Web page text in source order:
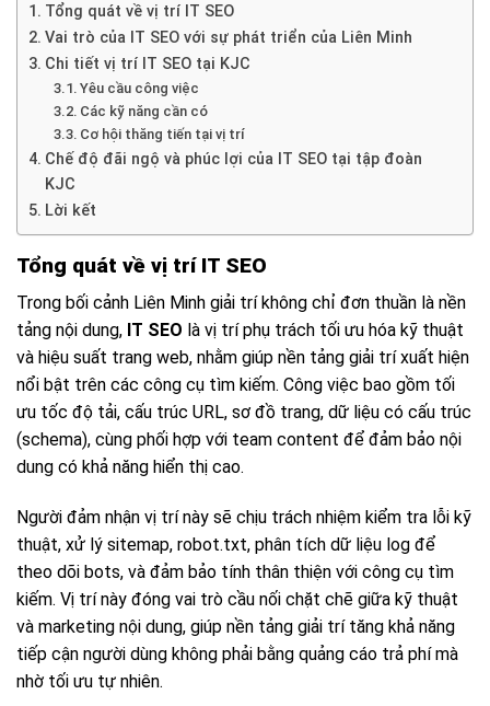
Tổng quát về vị trí IT SEO
Vai trò của IT SEO với sự phát triển của Liên Minh
Chi tiết vị trí IT SEO tại KJC
Yêu cầu công việc
Các kỹ năng cần có
Cơ hội thăng tiến tại vị trí
Chế độ đãi ngộ và phúc lợi của IT SEO tại tập đoàn
KJC
Lời kết
Tổng quát về vị trí IT SEO
Trong bối cảnh Liên Minh giải trí không chỉ đơn thuần là nền
tảng nội dung, IT SEO là vị trí phụ trách tối ưu hóa kỹ thuật
và hiệu suất trang web, nhằm giúp nền tảng giải trí xuất hiện
nổi bật trên các công cụ tìm kiếm. Công việc bao gồm tối
ưu tốc độ tải, cấu trúc URL, sơ đồ trang, dữ liệu có cấu trúc
(schema), cùng phối hợp với team content để đảm bảo nội
dung có khả năng hiển thị cao.
Người đảm nhận vị trí này sẽ chịu trách nhiệm kiểm tra lỗi kỹ
thuật, xử lý sitemap, robot.txt, phân tích dữ liệu log để
theo dõi bots, và đảm bảo tính thân thiện với công cụ tìm
kiếm. Vị trí này đóng vai trò cầu nối chặt chẽ giữa kỹ thuật
và marketing nội dung, giúp nền tảng giải trí tăng khả năng
tiếp cận người dùng không phải bằng quảng cáo trả phí mà
nhờ tối ưu tự nhiên.